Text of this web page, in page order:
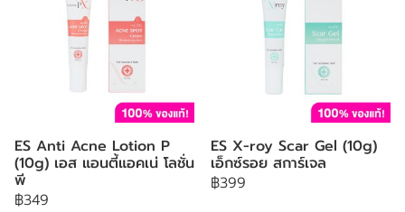
ES Anti Acne Lotion P
(10g) เอส แอนตี้แอคเน่ โลชั่น
พี
฿349
ES X-roy Scar Gel (10g)
เอ็กซ์รอย สการ์เจล
฿399